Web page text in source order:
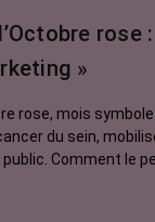
rose
»
rose, mois
du sein,
Comment le